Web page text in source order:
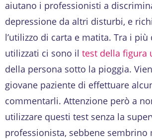
aiutano i professionisti a
depressione da altri disturbi, e
l’utilizzo di carta e matita. Tra i
utilizzati ci sono il test della figura
della persona sotto la pioggia.
giovane paziente di effettuare
commentarli. Attenzione però a
utilizzare questi test senza la
professionista, sebbene